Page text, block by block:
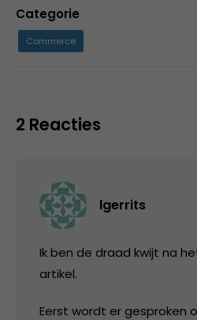
Categorie
Commerce
2 Reacties
lgerrits
Ik ben de draad kwijt na
artikel.
Eerst wordt er gesproken